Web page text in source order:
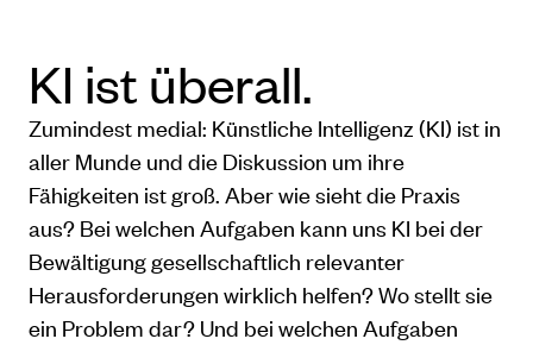
KI ist überall.
Zumindest medial: Künstliche Intelligenz (KI) ist in
aller Munde und die Diskussion um ihre
Fähigkeiten ist groß. Aber wie sieht die Praxis
aus? Bei welchen Aufgaben kann uns KI bei der
Bewältigung gesellschaftlich relevanter
Herausforderungen wirklich helfen? Wo stellt sie
ein Problem dar? Und bei welchen Aufgaben